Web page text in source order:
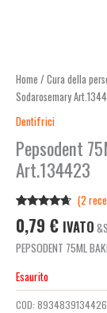
Home / Cura della
Sodarosemary
Dentifrici
Pepsodent
Art.134423
4.50su 5
su base
di
(2
0,79 € IVATO
PEPSODENT 75ML
Esaurito
COD: 8934839134426